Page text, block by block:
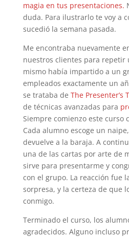
magia en tus presentaciones.
duda. Para ilustrarlo te voy a
sucedió la semana pasada.
Me encontraba nuevamente
nuestros clientes para repetir
mismo había impartido a un
empleados exactamente un
se trataba de The Presenter’s
de técnicas avanzadas para
Siempre comienzo este curso
Cada alumno escoge un
devuelve a la baraja. A
una de las cartas por arte de
sirve para presentarme y
con el grupo. La reacción fue
sorpresa, y la certeza de que
conmigo.
Terminado el curso, los
agradecidos. Alguno incluso